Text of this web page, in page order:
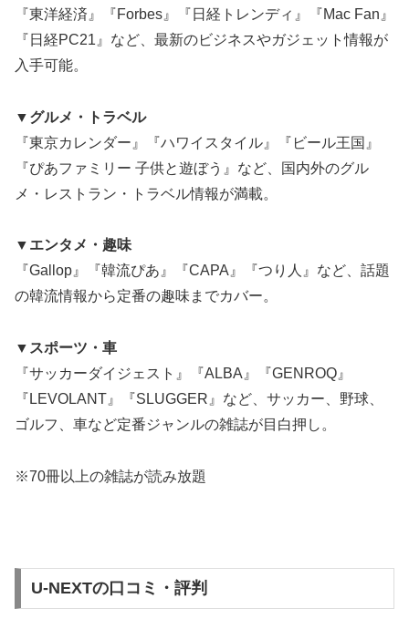
『東洋経済』『Forbes』『日経トレンディ』『Mac Fan』
『日経PC21』など、最新のビジネスやガジェット情報が
入手可能。
▼グルメ・トラベル
『東京カレンダー』『ハワイスタイル』『ビール王国』
『ぴあファミリー 子供と遊ぼう』など、国内外のグル
メ・レストラン・トラベル情報が満載。
▼エンタメ・趣味
『Gallop』『韓流ぴあ』『CAPA』『つり人』など、話題
の韓流情報から定番の趣味までカバー。
▼スポーツ・車
『サッカーダイジェスト』『ALBA』『GENROQ』
『LEVOLANT』『SLUGGER』など、サッカー、野球、
ゴルフ、車など定番ジャンルの雑誌が目白押し。
※70冊以上の雑誌が読み放題
U-NEXTの口コミ・評判